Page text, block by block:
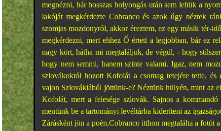
megnézni, bár hosszas bolyongás után sem leltük a
lakóját megkérdezte Cobranco és azok úgy néztek
szomjas mozdonyról, akkor éreztem, ez egy másik tér-
megkérdezni, mert ehhez Ő értett a legjobban, bár ez
nagy kört, hátha mi megtaláljuk, de végül, - hogy
hogy nem semmi, hanem szinte valami. Igaz, nem
szlovákoktól hozott Kofolát a csomag tetejére tette, és
vajon Szlovákiából jöttünk-e? Néztünk hülyén, mint az
Kofolát, mert a felesége szlovák. Sajnos a
mentünk be a tartományi levéltárba kideríteni az
Zárásként jön a poén,Cobranco itthon megtalálta a fotót